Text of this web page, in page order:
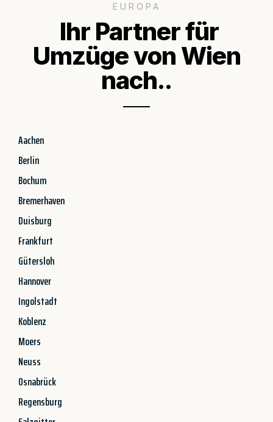
EUROPA
Ihr Partner für
Umzüge von Wien
nach..
Aachen
Berlin
Bochum
Bremerhaven
Duisburg
Frankfurt
Gütersloh
Hannover
Ingolstadt
Koblenz
Moers
Neuss
Osnabrück
Regensburg